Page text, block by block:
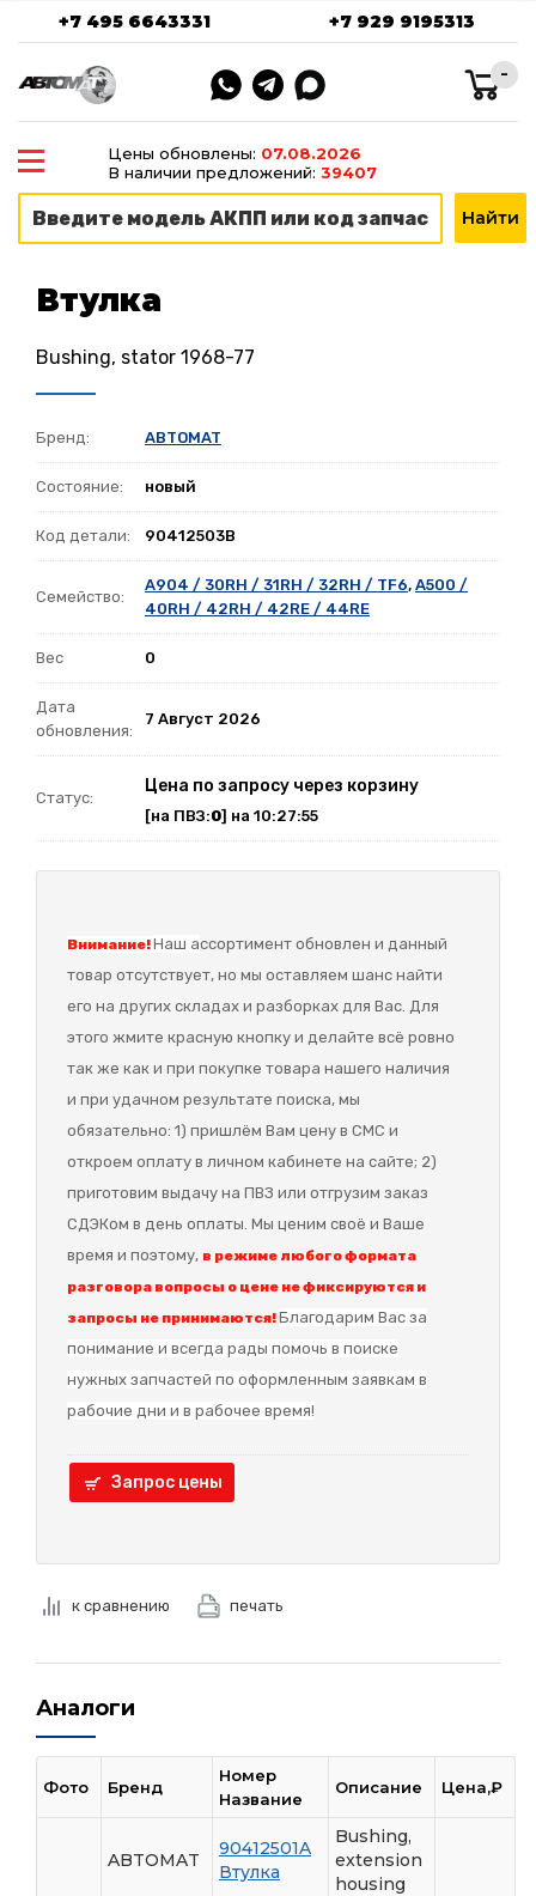
+7 495 6643331 +7 929 9195313
-
Цены обновлены: 07.08.2026
В наличии предложений: 39407
Втулка
Bushing, stator 1968-77
Бренд: ABTOMAT
Состояние: новый
Код детали: 90412503B
Семейство:
A904 / 30RH / 31RH / 32RH / TF6, A500 /
40RH / 42RH / 42RE / 44RE
Вес 0
Дата
обновления:
7 Август 2026
Статус:
Цена по запросу через корзину
[на ПВЗ:0] на 10:27:55
Внимание!Наш ассортимент обновлен и данный
товар отсутствует, но мы оставляем шанс найти
его на других складах и разборках для Вас. Для
этого жмите красную кнопку и делайте всё ровно
так же как и при покупке товара нашего наличия
и при удачном результате поиска, мы
обязательно: 1) пришлём Вам цену в СМС и
откроем оплату в личном кабинете на сайте; 2)
приготовим выдачу на ПВЗ или отгрузим заказ
СДЭКом в день оплаты. Мы ценим своё и Ваше
время и поэтому, в режиме любого формата
разговора вопросы о цене не фиксируются и
запросы не принимаются!Благодарим Вас за
понимание и всегда рады помочь в поиске
нужных запчастей по оформленным заявкам в
рабочие дни и в рабочее время!
Запрос цены
к сравнению печать
Аналоги
Фото Бренд
Номер
Название
Описание Цена,₽
ABTOMAT
90412501A
Втулка
Bushing,
extension
housing